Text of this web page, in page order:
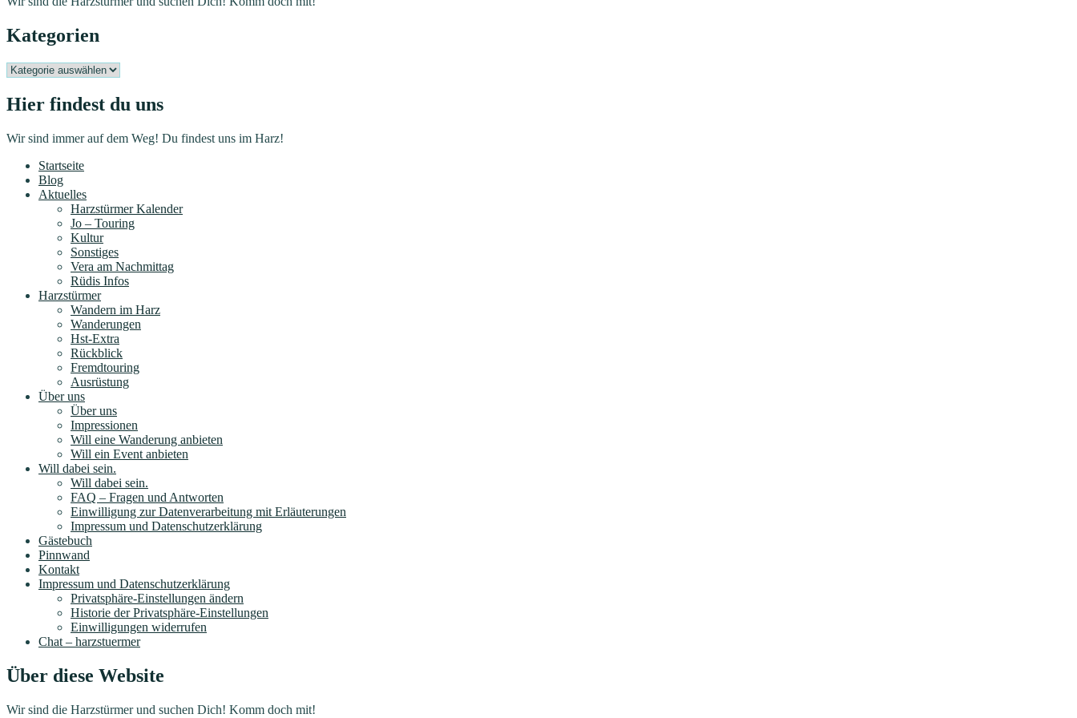
Kategorien
Kategorien
Hier findest du uns
Wir sind immer auf dem Weg! Du findest uns im Harz!
Startseite
Blog
Aktuelles
Harzstürmer Kalender
Jo – Touring
Kultur
Sonstiges
Vera am Nachmittag
Rüdis Infos
Harzstürmer
Wandern im Harz
Wanderungen
Hst-Extra
Rückblick
Fremdtouring
Ausrüstung
Über uns
Über uns
Impressionen
Will eine Wanderung anbieten
Will ein Event anbieten
Will dabei sein.
Will dabei sein.
FAQ – Fragen und Antworten
Einwilligung zur Datenverarbeitung mit Erläuterungen
Impressum und Datenschutzerklärung
Gästebuch
Pinnwand
Kontakt
Impressum und Datenschutzerklärung
Privatsphäre-Einstellungen ändern
Historie der Privatsphäre-Einstellungen
Einwilligungen widerrufen
Chat – harzstuermer
Über diese Website
Wir sind die Harzstürmer und suchen Dich! Komm doch mit!